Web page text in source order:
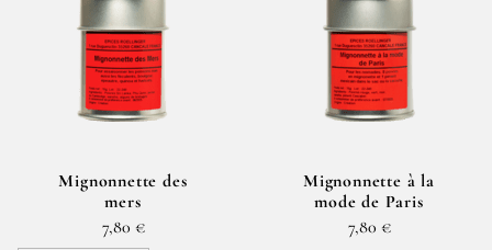
Mignonnette des
mers
7,80 €
Mignonnette à la
mode de Paris
7,80 €